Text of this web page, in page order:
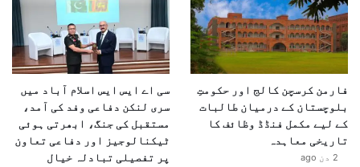
فارمن کرسچن کالج اور حکومتِ
بلوچستان کے درمیان طالبات
کے لیے مکمل فنڈڈ وظائف کا
تاریخی معاہدہ
2 دن ago
سی اے ایس ایس اسلام آباد میں
سری لنکن دفاعی وفد کی آمد،
مستقبل کی جنگ، ابھرتی ہوئی
ٹیکنالوجیز اور دفاعی تعاون
پر تفصیلی تبادلہ خیال